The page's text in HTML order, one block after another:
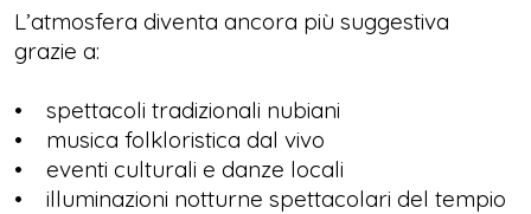
L’atmosfera diventa ancora più suggestiva
grazie a:
• spettacoli tradizionali nubiani
• musica folkloristica dal vivo
• eventi culturali e danze locali
• illuminazioni notturne spettacolari del tempio